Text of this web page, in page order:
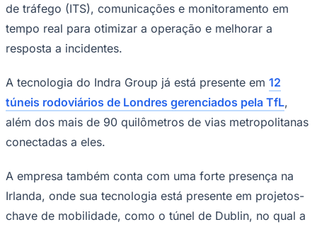
de tráfego (ITS), comunicações e monitoramento em
tempo real para otimizar a operação e melhorar a
resposta a incidentes.
A tecnologia do Indra Group já está presente em 12
túneis rodoviários de Londres gerenciados pela TfL,
além dos mais de 90 quilômetros de vias metropolitanas
conectadas a eles.
A empresa também conta com uma forte presença na
Irlanda, onde sua tecnologia está presente em projetos-
chave de mobilidade, como o túnel de Dublin, no qual a